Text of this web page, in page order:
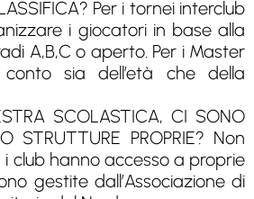
Per i tornei interclub
i giocatori in base alla
A,B,C o aperto. Per i Master
sia dell’età che della
SCOLASTICA, CI SONO
STRUTTURE PROPRIE? Non
club hanno accesso a proprie
gestite dall’Associazione di